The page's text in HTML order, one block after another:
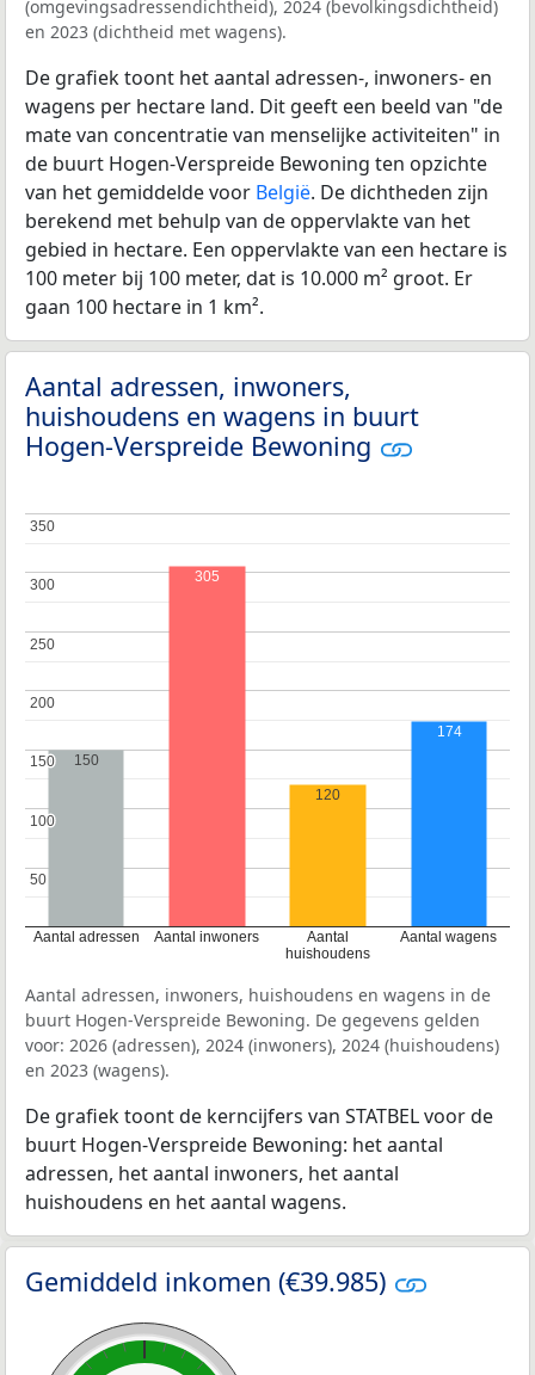
(omgevingsadressendichtheid), 2024 (bevolkingsdichtheid)
en 2023 (dichtheid met wagens).
De grafiek toont het aantal adressen-, inwoners- en
wagens per hectare land. Dit geeft een beeld van "de
mate van concentratie van menselijke activiteiten" in
de buurt Hogen-Verspreide Bewoning ten opzichte
van het gemiddelde voor België. De dichtheden zijn
berekend met behulp van de oppervlakte van het
gebied in hectare. Een oppervlakte van een hectare is
100 meter bij 100 meter, dat is 10.000 m² groot. Er
gaan 100 hectare in 1 km².
Aantal adressen, inwoners,
huishoudens en wagens in buurt
Hogen-Verspreide Bewoning
Aantal adressen Aantal inwoners
Aantal
huishoudens
Aantal wagens
50
50
100
100
150
150
200
200
250
250
300
300
350
350
150
305
120
174
Aantal adressen, inwoners, huishoudens en wagens in de
buurt Hogen-Verspreide Bewoning. De gegevens gelden
voor: 2026 (adressen), 2024 (inwoners), 2024 (huishoudens)
en 2023 (wagens).
De grafiek toont de kerncijfers van STATBEL voor de
buurt Hogen-Verspreide Bewoning: het aantal
adressen, het aantal inwoners, het aantal
huishoudens en het aantal wagens.
Gemiddeld inkomen (€39.985)